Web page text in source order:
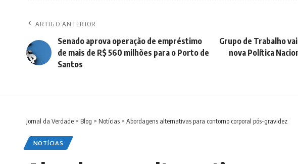
ARTIGO ANTERIOR
Senado aprova operação de empréstimo
de mais de R$ 560 milhões para o Porto de
Santos
Grupo de Trabalho
nova Política
Jornal da Verdade > Blog > Notícias > Abordagens alternativas para contorno corporal pós-gravidez
NOTÍCIAS